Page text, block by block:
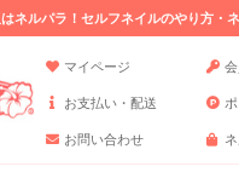
ネルパラ！セルフネイルのやり方・
マイページ
お支払い・配送
お問い合わせ